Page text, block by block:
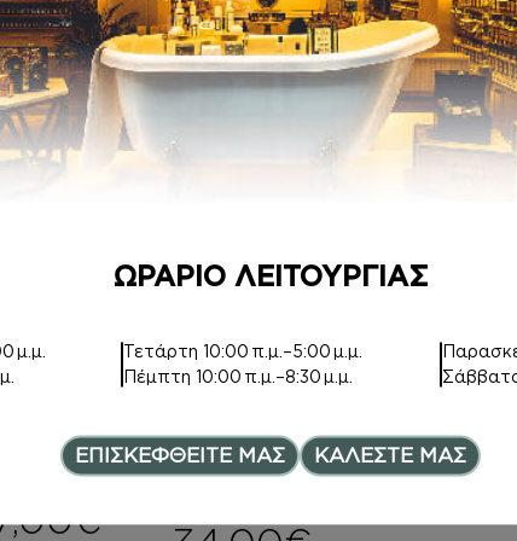
€
ARMANI PRIVE
ROSE D’ARABIE
8,00€ –
20,00€ Price
ΣΩΜΑΤ
Inspired by
BLANCHE
€ –
DEPOT
FRAGRANCE
SPRAY CLASSIC
COLOGNE -500ml
ΩΡΑΡΙΟ ΛΕΙΤΟΥΡΓΙΑΣ
μ.μ.
Τετάρτη10:00 π.μ.–5:00 μ.μ.
Πέμπτη10:00 π.μ.–8:30 μ.μ.
ΕΠΙΣΚΕΦΘΕΙΤΕ ΜΑΣ ΚΑΛΕΣΤΕ ΜΑΣ